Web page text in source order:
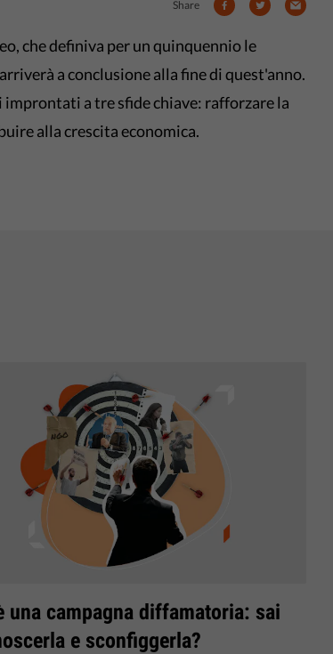
Share
che definiva per un quinquennio le
a conclusione alla fine di quest'anno.
a tre sfide chiave: rafforzare la
alla crescita economica.
una campagna diffamatoria: sai
e sconfiggerla?